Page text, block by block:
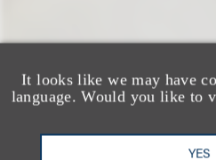
It looks like we may have
language. Would you like to
YES